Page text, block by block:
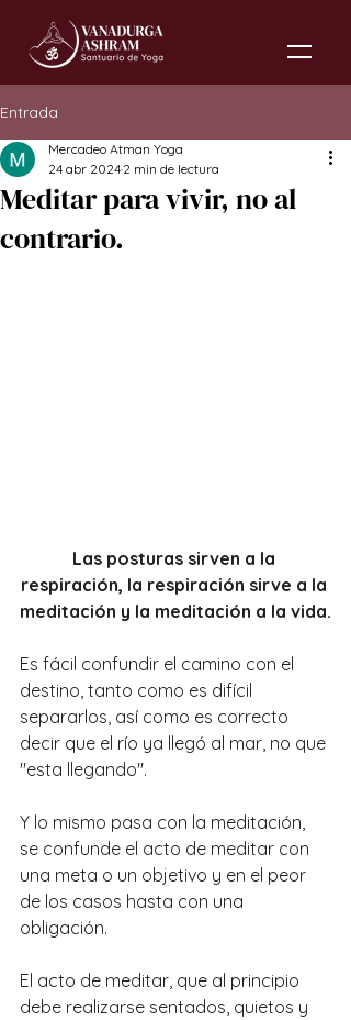
Entrada
Meditar para vivir, no al
contrario.
Mercadeo Atman Yoga
24 abr 2024 2 min de lectura
Las posturas sirven a la
respiración, la respiración sirve a la
meditación y la meditación a la vida.
Es fácil confundir el camino con el
destino, tanto como es difícil
separarlos, así como es correcto
decir que el río ya llegó al mar, no que
"esta llegando".
Y lo mismo pasa con la meditación,
se confunde el acto de meditar con
una meta o un objetivo y en el peor
de los casos hasta con una
obligación.
El acto de meditar, que al principio
debe realizarse sentados, quietos y